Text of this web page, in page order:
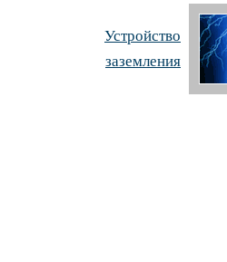
Устройство
заземления